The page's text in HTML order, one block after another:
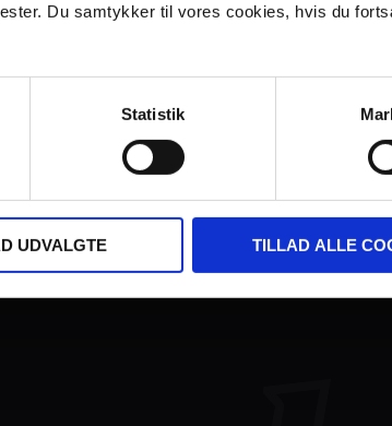
Du samtykker til vores cookies, hvis du
Statistik
UDVALGTE TILLAD ALLE